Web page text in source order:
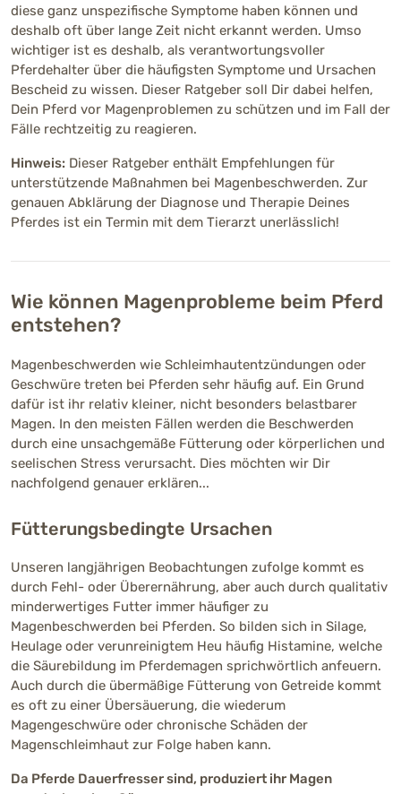
diese ganz unspezifische Symptome haben können und
deshalb oft über lange Zeit nicht erkannt werden. Umso
wichtiger ist es deshalb, als verantwortungsvoller
Pferdehalter über die häufigsten Symptome und Ursachen
Bescheid zu wissen. Dieser Ratgeber soll Dir dabei helfen,
Dein Pferd vor Magenproblemen zu schützen und im Fall der
Fälle rechtzeitig zu reagieren.
Hinweis: Dieser Ratgeber enthält Empfehlungen für
unterstützende Maßnahmen bei Magenbeschwerden. Zur
genauen Abklärung der Diagnose und Therapie Deines
Pferdes ist ein Termin mit dem Tierarzt unerlässlich!
Wie können Magenprobleme beim Pferd
entstehen?
Magenbeschwerden wie Schleimhautentzündungen oder
Geschwüre treten bei Pferden sehr häufig auf. Ein Grund
dafür ist ihr relativ kleiner, nicht besonders belastbarer
Magen. In den meisten Fällen werden die Beschwerden
durch eine unsachgemäße Fütterung oder körperlichen und
seelischen Stress verursacht. Dies möchten wir Dir
nachfolgend genauer erklären...
Fütterungsbedingte Ursachen
Unseren langjährigen Beobachtungen zufolge kommt es
durch Fehl- oder Überernährung, aber auch durch qualitativ
minderwertiges Futter immer häufiger zu
Magenbeschwerden bei Pferden. So bilden sich in Silage,
Heulage oder verunreinigtem Heu häufig Histamine, welche
die Säurebildung im Pferdemagen sprichwörtlich anfeuern.
Auch durch die übermäßige Fütterung von Getreide kommt
es oft zu einer Übersäuerung, die wiederum
Magengeschwüre oder chronische Schäden der
Magenschleimhaut zur Folge haben kann.
Da Pferde Dauerfresser sind, produziert ihr Magen